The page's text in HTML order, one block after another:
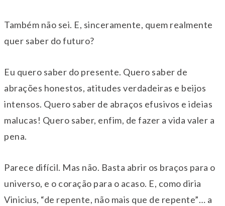
Também não sei. E, sinceramente, quem realmente
quer saber do futuro?
Eu quero saber do presente. Quero saber de
abrações honestos, atitudes verdadeiras e beijos
intensos. Quero saber de abraços efusivos e ideias
malucas! Quero saber, enfim, de fazer a vida valer a
pena.
Parece difícil. Mas não. Basta abrir os braços para o
universo, e o coração para o acaso. E, como diria
Vinicius, “de repente, não mais que de repente”… a